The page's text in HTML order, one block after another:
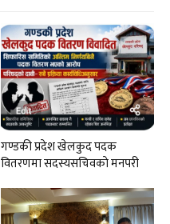
गण्डकी प्रदेश खेलकुद पदक
वितरणमा सदस्यसचिवकाे मनपरी